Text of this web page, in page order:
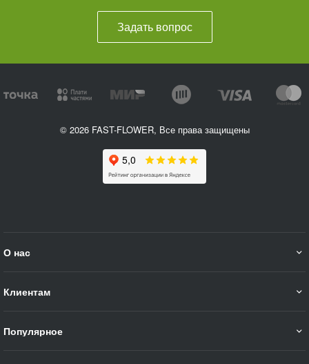
Задать вопрос
© 2026 FAST-FLOWER, Все права защищены
О нас
Клиентам
Популярное